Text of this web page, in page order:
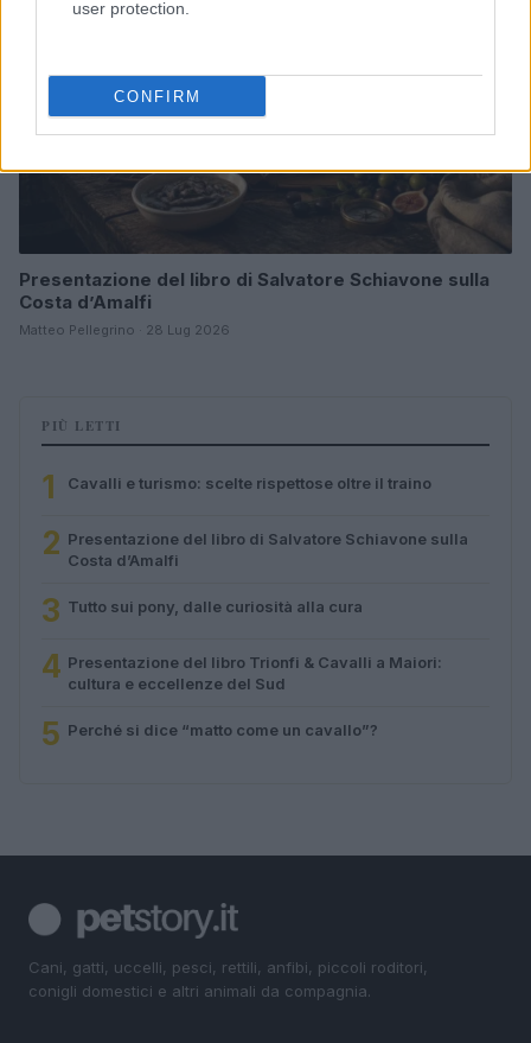
user protection.
CONFIRM
Presentazione del libro di Salvatore Schiavone sulla
Costa d’Amalfi
Matteo Pellegrino · 28 Lug 2026
PIÙ LETTI
1 Cavalli e turismo: scelte rispettose oltre il traino
2 Presentazione del libro di Salvatore Schiavone sulla
Costa d’Amalfi
3 Tutto sui pony, dalle curiosità alla cura
4 Presentazione del libro Trionfi & Cavalli a Maiori:
cultura e eccellenze del Sud
5 Perché si dice “matto come un cavallo”?
Cani, gatti, uccelli, pesci, rettili, anfibi, piccoli roditori,
conigli domestici e altri animali da compagnia.